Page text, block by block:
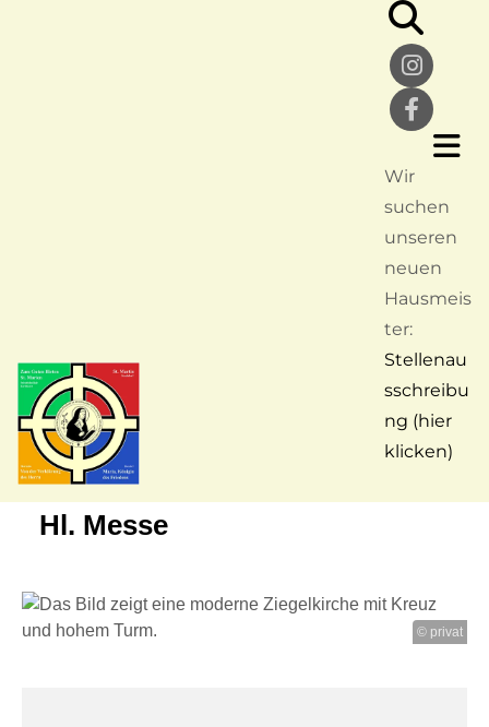
Wir
suchen
unseren
neuen
Hausmeis
ter:
Stellenau
sschreibu
ng (hier
klicken)
Hl. Messe
© privat